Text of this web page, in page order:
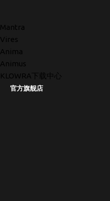
Mantra
Vires
Anima
Animus
KLOWRA下载中心
官方旗舰店